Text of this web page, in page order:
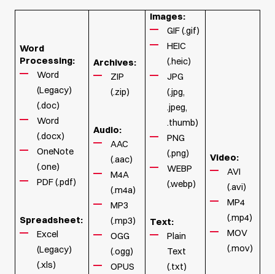
Word
Processing:
Word
(Legacy)
(.doc)
Word
(.docx)
OneNote
(.one)
PDF (.pdf)
Spreadsheet:
Excel
(Legacy)
(.xls)
Archives:
ZIP
(.zip)
Audio:
AAC
(.aac)
M4A
(.m4a)
MP3
(.mp3)
OGG
(.ogg)
OPUS
Images:
GIF (.gif)
HEIC
(.heic)
JPG
(.jpg,
.jpeg,
.thumb)
PNG
(.png)
WEBP
(.webp)
Text:
Plain
Text
(.txt)
Video:
AVI
(.avi)
MP4
(.mp4)
MOV
(.mov)